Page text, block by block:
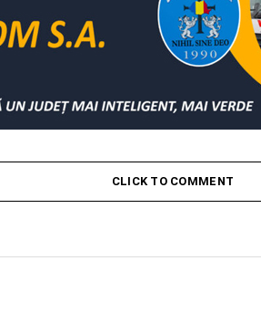
CLICK TO COMMENT